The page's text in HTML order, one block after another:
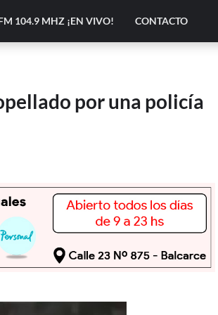
104.9 MHZ ¡EN VIVO! CONTACTO
por una policía